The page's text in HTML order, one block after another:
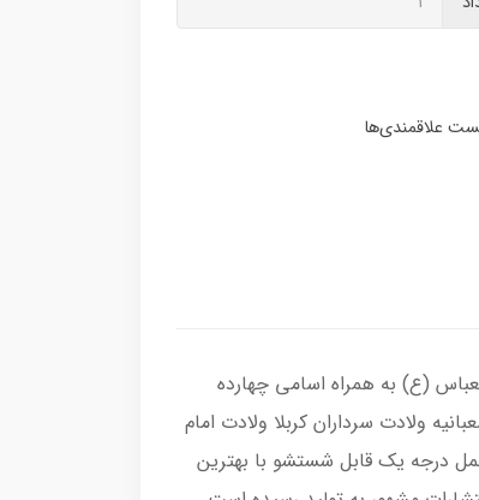
(ع) به همراه اسامی چهارده
ولادت سرداران کربلا ولادت امام
درجه یک قابل شستشو با بهترین